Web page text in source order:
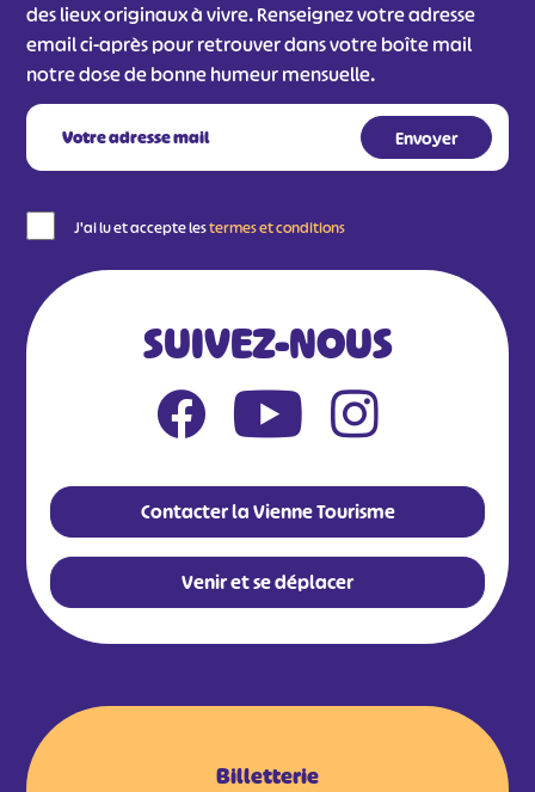
des lieux originaux à vivre. Renseignez votre adresse
email ci-après pour retrouver dans votre boîte mail
notre dose de bonne humeur mensuelle.
J'ai lu et accepte lestermes et conditions
SUIVEZ-NOUS
Contacter la Vienne Tourisme
Venir et se déplacer
Billetterie